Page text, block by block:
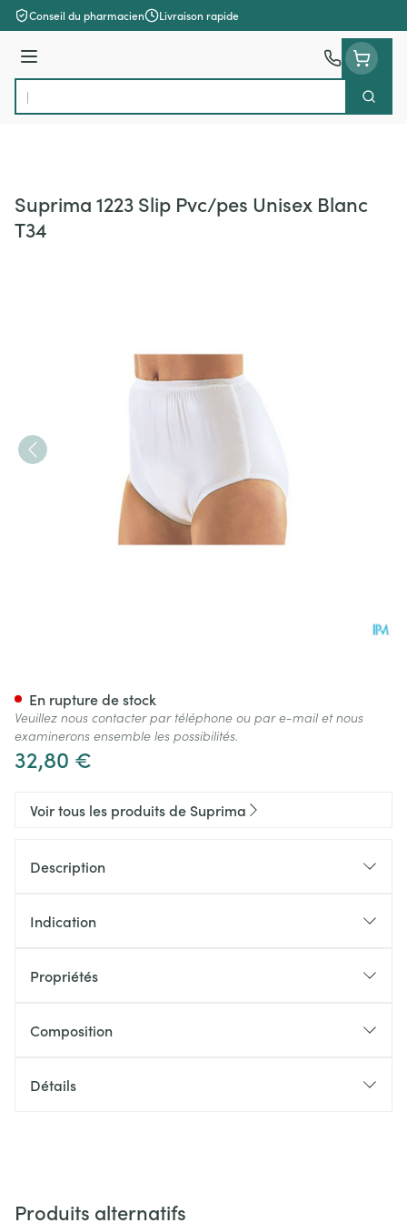
Aller au contenu
Conseil du pharmacien Livraison rapide
Menu
Rechercher
Suprima 1223 Slip Pvc/pes Unisex Blanc
T34
32,80 €
En rupture de stock
Veuillez nous contacter par téléphone ou par e-mail et nous
examinerons ensemble les possibilités.
Voir tous les produits de Suprima
Description
Indication
Propriétés
Composition
Détails
Produits alternatifs